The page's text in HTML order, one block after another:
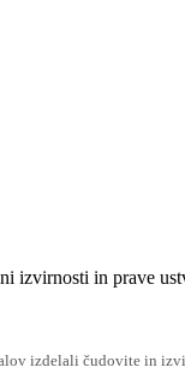
in prave
izdelali čudovite in